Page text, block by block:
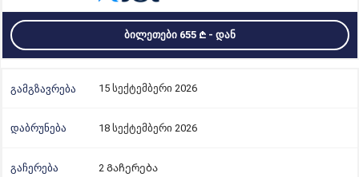
ᲑᲘᲚᲔᲗᲔᲑᲘ 655 - ᲓᲐᲜ
15 სექტემბერი 2026
18 სექტემბერი 2026
2 Გაჩერება